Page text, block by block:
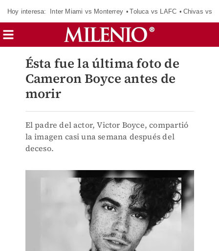
Hoy interesa: Inter Miami vs Monterrey Toluca vs LAFC Chivas vs
Ésta fue la última foto de
Cameron Boyce antes de
morir
El padre del actor, Victor Boyce, compartió
la imagen casi una semana después del
deceso.